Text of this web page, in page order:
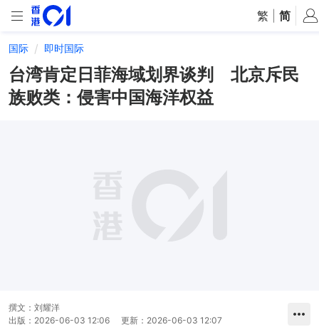
繁 简
国际 即时国际
台湾肯定日菲海域划界谈判 北京斥民
族败类：侵害中国海洋权益
撰文： 刘耀洋
出版： 2026-06-03 12:06 更新： 2026-06-03 12:07